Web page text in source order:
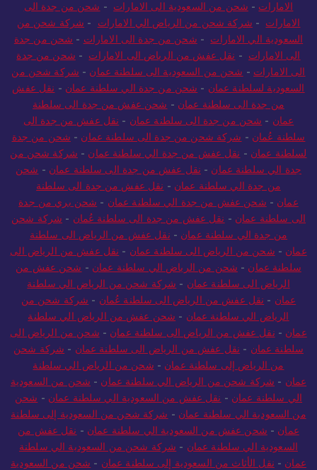
الامارات - شحن من السعودية الى الامارات - شحن من جدة الى
الامارات - شركة شحن من الرياض الي الامارات - شركة شحن من
السعودية الي الامارات - شحن من جدة الى الامارات - شحن من جدة
الى الامارات - نقل عفش من الرياض الى الامارات - شحن من جدة
الى الامارات - شحن من السعودية الى سلطنة عمان - شركة شحن من
السعودية لسلطنة عمان - شحن من جدة الي سلطنة عمان - نقل عفش
من جدة الى سلطنة عمان - شحن عفش من جدة الى سلطنة
عمان - شحن من جدة الى سلطنة عمان - نقل عفش من جدة الى
سلطنة عُمان - شركة شحن من جدة الى سلطنة عمان - شحن من جدة
لسلطنة عمان - نقل عفش من جدة الي سلطنة عمان - شركة شحن من
جدة الي سلطنة عمان - نقل عفش من جدة الى سلطنة عمان - شحن
من جدة الي سلطنة عمان - نقل عفش من جدة الى سلطنة
عمان - شحن عفش من جدة الي سلطنة عمان - شحن بري من جدة
الى سلطنة عمان - نقل عفش من جدة الى سلطنة عُمان - شركة شحن
من جدة الي سلطنة عمان - نقل عفش من الرياض الى سلطنة
عمان - شحن من الرياض الى سلطنة عمان - نقل عفش من الرياض الى
سلطنة عمان - شحن من الرياض الي سلطنة عمان - شحن عفش من
الرياض الى سلطنة عمان - شركة شحن من الرياض الي سلطنة
عمان - نقل عفش من الرياض الى سلطنة عُمان - شركة شحن من
الرياض الي سلطنة عمان - شحن عفش من الرياض الي سلطنة
عمان - نقل عفش من الرياض الى سلطنة عمان - شحن من الرياض الى
سلطنة عمان - نقل عفش من الرياض الى سلطنة عمان - شركة شحن
من الرياض إلى سلطنة عمان - شحن من الرياض الي سلطنة
عمان - شركة شحن من الرياض الي سلطنة عمان - شحن من السعودية
الي سلطنة عمان - نقل عفش من السعودية الي سلطنة عمان - شحن
من السعودية الي سلطنة عمان - شركة شحن من السعودية إلى سلطنة
عمان - شحن عفش من السعودية الي سلطنة عمان - نقل عفش من
السعودية الي سلطنة عمان - شركة شحن من السعودية الي سلطنة
عمان - نقل الأثاث من السعودية إلى سلطنة عمان - شحن من السعودية